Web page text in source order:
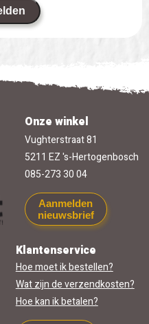
Onze winkel
Vughterstraat 81
5211 EZ 's-Hertogenbosch
085-273 30 04
Aanmelden
nieuwsbrief
Klantenservice
Hoe moet ik bestellen?
Wat zijn de verzendkosten?
Hoe kan ik betalen?